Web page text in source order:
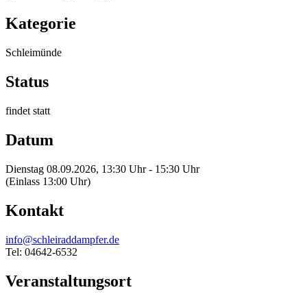
Kategorie
Schleimünde
Status
findet statt
Datum
Dienstag 08.09.2026, 13:30 Uhr - 15:30 Uhr
(Einlass 13:00 Uhr)
Kontakt
info@schleiraddampfer.de
Tel: 04642-6532
Veranstaltungsort